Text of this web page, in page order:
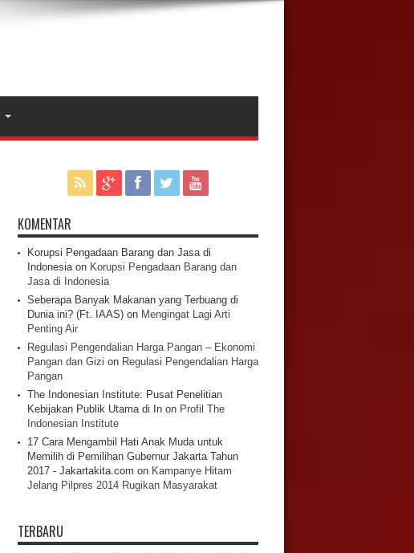
KOMENTAR
Korupsi Pengadaan Barang dan Jasa di
Indonesiaon Korupsi Pengadaan Barang dan
Jasa di Indonesia
Seberapa Banyak Makanan yang Terbuang di
Dunia ini? (Ft. IAAS)on Mengingat Lagi Arti
Penting Air
Regulasi Pengendalian Harga Pangan – Ekonomi
Pangan dan Gizi on Regulasi Pengendalian Harga
Pangan
The Indonesian Institute: Pusat Penelitian
Kebijakan Publik Utama di Inon Profil The
Indonesian Institute
17 Cara Mengambil Hati Anak Muda untuk
Memilih di Pemilihan Gubernur Jakarta Tahun
2017 - Jakartakita.com on Kampanye Hitam
Jelang Pilpres 2014 Rugikan Masyarakat
TERBARU